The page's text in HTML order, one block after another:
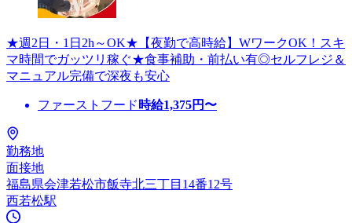
★週2日・1日2h～OK★【夜勤で高時給】WワークOK！スキ
マ時間でガッツリ稼ぐ★食事補助・前払い有◎セルフレジ＆
マニュアル完備で深夜も安心
ファーストフード 時給1,375円〜
勤務地
面接地
福島県会津若松市飯寺北三丁目14番12号
西若松駅